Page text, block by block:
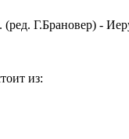
(ред. Г.Брановер) -
из: